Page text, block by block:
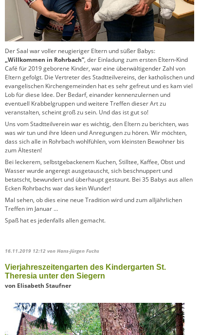
Der Saal war voller neugieriger Eltern und süßer Babys:
„Willkommen in Rohrbach”, der Einladung zum ersten Eltern-Kind
Café für 2019 geborene Kinder, war eine überwältigender Zahl von
Eltern gefolgt. Die Vertreter des Stadtteilvereins, der katholischen und
evangelischen Kirchengemeinden hat es sehr gefreut und es kam viel
Lob für diese Idee. Der Bedarf, einander kennenzulernen und
eventuell Krabbelgruppen und weitere Treffen dieser Art zu
veranstalten, scheint groß zu sein. Und das ist gut so!
Uns vom Stadtteilverein war es wichtig, den Eltern zu berichten, was
was wir tun und ihre Ideen und Anregungen zu hören. Wir möchten,
dass sich alle in Rohrbach wohlfühlen, vom kleinsten Bewohner bis
zum Ältesten!
Bei leckerem, selbstgebackenem Kuchen, Stilltee, Kaffee, Obst und
Wasser wurde angeregt ausgetauscht, sich beschnuppert und
betatscht, bewundert und überhaupt gestaunt. Bei 35 Babys aus allen
Ecken Rohrbachs war das kein Wunder!
Mal sehen, ob dies eine neue Tradition wird und zum alljährlichen
Treffen im Januar …
Spaß hat es jedenfalls allen gemacht.
16.11.2019 12:12 von Hans-Jürgen Fuchs
Vierjahreszeitengarten des Kindergarten St.
Theresia unter den Siegern
von Elisabeth Staufner